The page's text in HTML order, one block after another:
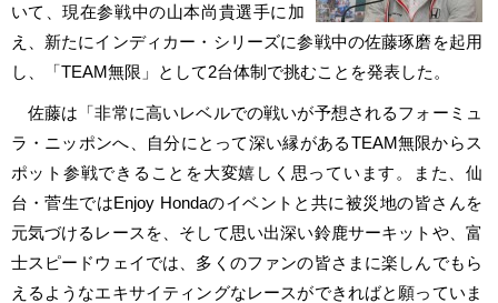
いて、現在参戦中の山本尚貴選手に加
え、新たにインディカー・シリーズに参戦中の佐藤琢磨を起用
し、「TEAM無限」として2台体制で挑むことを発表した。
佐藤は「非常に高いレベルでの戦いが予想されるフォーミュ
ラ・ニッポンへ、自分にとって深い縁があるTEAM無限からス
ポット参戦できることを大変嬉しく思っています。また、仙
台・菅生ではEnjoy Hondaのイベントと共に被災地の皆さんを
元気づけるレースを、そして思い出深い鈴鹿サーキットや、富
士スピードウェイでは、多くのファンの皆さまに楽しんでもら
えるようなエキサイティングなレースができればと願っていま